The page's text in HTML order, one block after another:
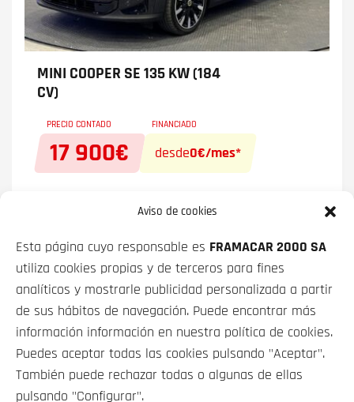
Aviso de cookies
Esta página cuyo responsable es FRAMACAR 2000 SA
utiliza cookies propias y de terceros para fines
analíticos y mostrarle publicidad personalizada a partir
de sus hábitos de navegación. Puede encontrar más
información información en nuestra política de cookies.
Puedes aceptar todas las cookies pulsando "Aceptar".
También puede rechazar todas o algunas de ellas
pulsando "Configurar".
MINI COOPER SE 135 KW (184
CV)
PRECIO CONTADO
17 900€
FINANCIADO
desde0€/mes*
VEHÍCULOS
SOBRE NOSOTROS
CONTACTO